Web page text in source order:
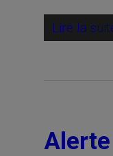
Lire la